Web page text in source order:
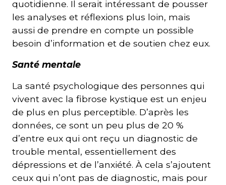
quotidienne. Il serait intéressant de pousser
les analyses et réflexions plus loin, mais
aussi de prendre en compte un possible
besoin d’information et de soutien chez eux.
Santé mentale
La santé psychologique des personnes qui
vivent avec la fibrose kystique est un enjeu
de plus en plus perceptible. D’après les
données, ce sont un peu plus de 20 %
d’entre eux qui ont reçu un diagnostic de
trouble mental, essentiellement des
dépressions et de l’anxiété. À cela s’ajoutent
ceux qui n’ont pas de diagnostic, mais pour